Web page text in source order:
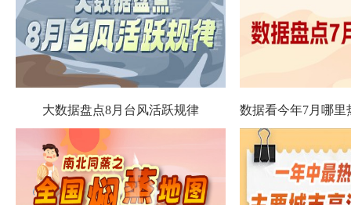
大数据盘点8月台风活跃规律